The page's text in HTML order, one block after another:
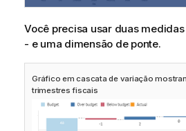
Você precisa usar duas
- e uma dimensão de ponte.
Gráfico em cascata de variação
trimestres fiscais